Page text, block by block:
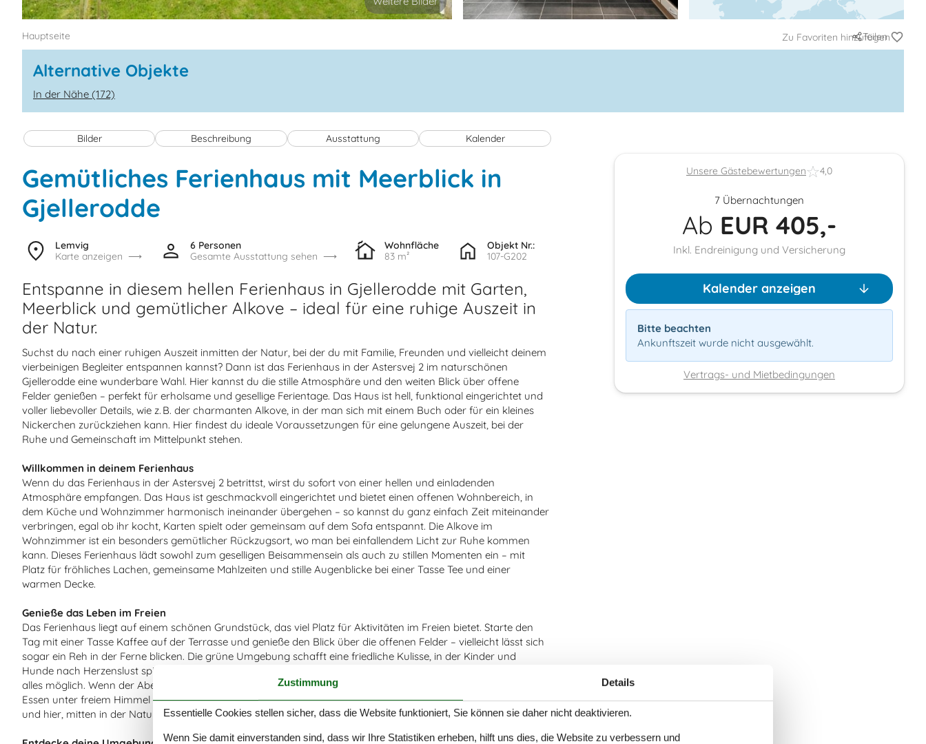
Hauptseite Zu Favoriten hinzufügen
Teilen
Alternative Objekte
In der Nähe (172)
Bilder Beschreibung Ausstattung Kalender
Gemütliches Ferienhaus mit Meerblick in
Gjellerodde
Lemvig
Karte anzeigen
6 Personen
Gesamte Ausstattung sehen
Wohnfläche
83 m²
Objekt Nr.:
107-G202
Entspanne in diesem hellen Ferienhaus in Gjellerodde mit Garten,
Meerblick und gemütlicher Alkove – ideal für eine ruhige Auszeit in
der Natur.
Suchst du nach einer ruhigen Auszeit inmitten der Natur, bei der du mit Familie, Freunden und vielleicht deinem
vierbeinigen Begleiter entspannen kannst? Dann ist das Ferienhaus in der Astersvej 2 im naturschönen
Gjellerodde eine wunderbare Wahl. Hier kannst du die stille Atmosphäre und den weiten Blick über offene
Felder genießen – perfekt für erholsame und gesellige Ferientage. Das Haus ist hell, funktional eingerichtet und
voller liebevoller Details, wie z. B. der charmanten Alkove, in der man sich mit einem Buch oder für ein kleines
Nickerchen zurückziehen kann. Hier findest du ideale Voraussetzungen für eine gelungene Auszeit, bei der
Ruhe und Gemeinschaft im Mittelpunkt stehen.
Willkommen in deinem Ferienhaus
Wenn du das Ferienhaus in der Astersvej 2 betrittst, wirst du sofort von einer hellen und einladenden
Atmosphäre empfangen. Das Haus ist geschmackvoll eingerichtet und bietet einen offenen Wohnbereich, in
dem Küche und Wohnzimmer harmonisch ineinander übergehen – so kannst du ganz einfach Zeit miteinander
verbringen, egal ob ihr kocht, Karten spielt oder gemeinsam auf dem Sofa entspannt. Die Alkove im
Wohnzimmer ist ein besonders gemütlicher Rückzugsort, wo man bei einfallendem Licht zur Ruhe kommen
kann. Dieses Ferienhaus lädt sowohl zum geselligen Beisammensein als auch zu stillen Momenten ein – mit
Platz für fröhliches Lachen, gemeinsame Mahlzeiten und stille Augenblicke bei einer Tasse Tee und einer
warmen Decke.
Genieße das Leben im Freien
Das Ferienhaus liegt auf einem schönen Grundstück, das viel Platz für Aktivitäten im Freien bietet. Starte den
Tag mit einer Tasse Kaffee auf der Terrasse und genieße den Blick über die offenen Felder – vielleicht lässt sich
sogar ein Reh in der Ferne blicken. Die grüne Umgebung schafft eine friedliche Kulisse, in der Kinder und
Hunde nach Herzenslust spielen können. Ob Ballspielen, im Gras liegen oder in den Himmel schauen – hier ist
alles möglich. Wenn der Abend naht, ist es wunderbar, den Grill anzuwerfen und den Tag mit einem leckeren
Essen unter freiem Himmel ausklingen zu lassen. Das Licht und die Luft in Gjellerodde sind einfach besonders –
und hier, mitten in der Natur, fällt es leicht, den Alltag hinter sich zu lassen.
Unsere Gästebewertungen 4,0
7 Übernachtungen
Ab EUR 405,-
Inkl. Endreinigung und Versicherung
Kalender anzeigen
Bitte beachten
Ankunftszeit wurde nicht ausgewählt.
Vertrags- und Mietbedingungen
Zustimmung Details
Essentielle Cookies stellen sicher, dass die Website funktioniert, Sie können sie daher nicht deaktivieren.
Wenn Sie damit einverstanden sind, dass wir Ihre Statistiken erheben, hilft uns dies, die Website zu verbessern und